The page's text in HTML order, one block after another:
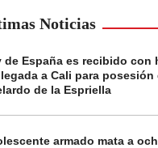
Noticias
de España es recibido con
a Cali para posesión
de la Espriella
armado mata a